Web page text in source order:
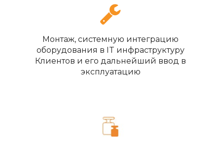
Монтаж, системную интеграцию
оборудования в IT инфраструктуру
Клиентов и его дальнейший ввод в
эксплуатацию